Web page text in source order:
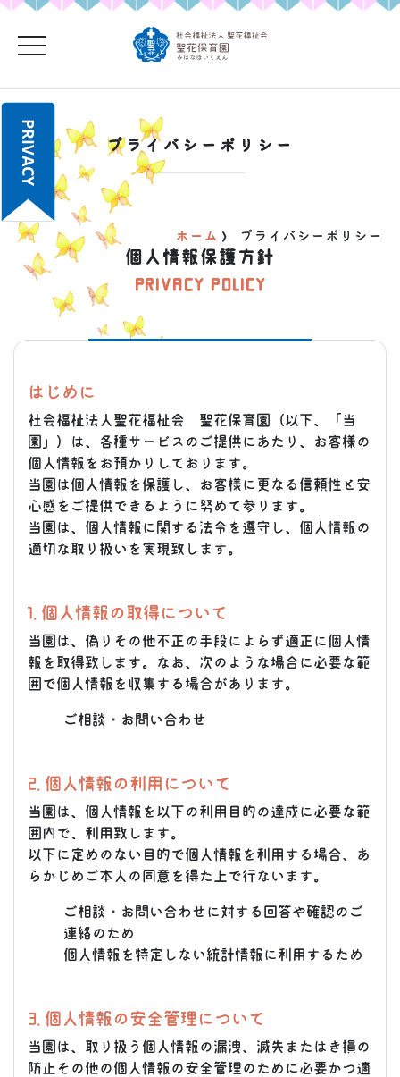
toggle navigation
プライバシーポリシー
PRIVACY
ホーム > プライバシーポリシー
個人情報保護方針
PRIVACY POLICY
はじめに
社会福祉法人聖花福祉会 聖花保育園（以下、「当
園」）は、各種サービスのご提供にあたり、お客様の
個人情報をお預かりしております。
当園は個人情報を保護し、お客様に更なる信頼性と安
心感をご提供できるように努めて参ります。
当園は、個人情報に関する法令を遵守し、個人情報の
適切な取り扱いを実現致します。
1. 個人情報の取得について
当園は、偽りその他不正の手段によらず適正に個人情
報を取得致します。なお、次のような場合に必要な範
囲で個人情報を収集する場合があります。
ご相談・お問い合わせ
2. 個人情報の利用について
当園は、個人情報を以下の利用目的の達成に必要な範
囲内で、利用致します。
以下に定めのない目的で個人情報を利用する場合、あ
らかじめご本人の同意を得た上で行ないます。
ご相談・お問い合わせに対する回答や確認のご
連絡のため
個人情報を特定しない統計情報に利用するため
3. 個人情報の安全管理について
当園は、取り扱う個人情報の漏洩、滅失またはき損の
防止その他の個人情報の安全管理のために必要かつ適